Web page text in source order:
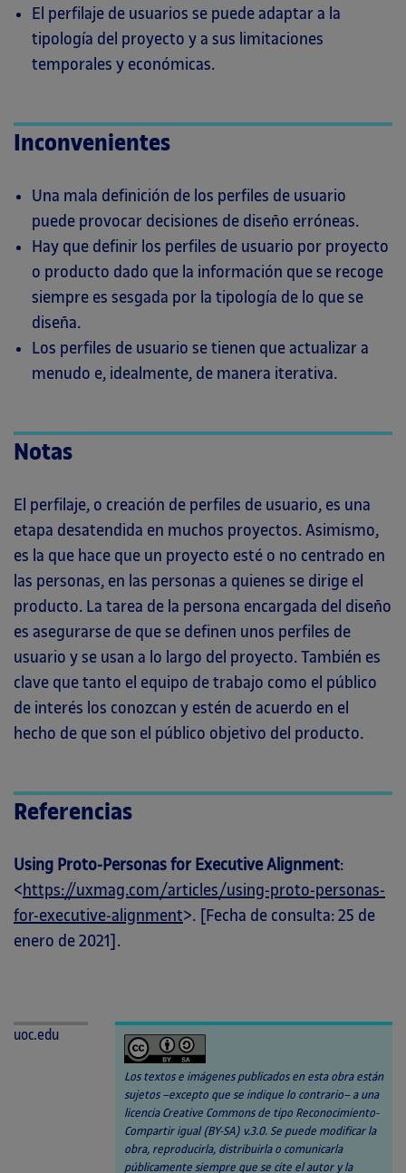
El perfilaje de usuarios se puede adaptar a la
tipología del proyecto y a sus limitaciones
temporales y económicas.
Inconvenientes
Una mala definición de los perfiles de usuario
puede provocar decisiones de diseño erróneas.
Hay que definir los perfiles de usuario por proyecto
o producto dado que la información que se recoge
siempre es sesgada por la tipología de lo que se
diseña.
Los perfiles de usuario se tienen que actualizar a
menudo e, idealmente, de manera iterativa.
Notas
El perfilaje, o creación de perfiles de usuario, es una
etapa desatendida en muchos proyectos. Asimismo,
es la que hace que un proyecto esté o no centrado en
las personas, en las personas a quienes se dirige el
producto. La tarea de la persona encargada del diseño
es asegurarse de que se definen unos perfiles de
usuario y se usan a lo largo del proyecto. También es
clave que tanto el equipo de trabajo como el público
de interés los conozcan y estén de acuerdo en el
hecho de que son el público objetivo del producto.
Referencias
Using Proto-Personas for Executive Alignment:
< https://uxmag.com/articles/using-proto-personas-
for-executive-alignment>. [Fecha de consulta: 25 de
enero de 2021].
uoc.edu
Los textos e imágenes publicados en esta obra están
sujetos –excepto que se indique lo contrario– a una
licencia Creative Commons de tipo Reconocimiento-
Compartir igual (BY-SA) v.3.0. Se puede modificar la
obra, reproducirla, distribuirla o comunicarla
públicamente siempre que se cite el autor y la